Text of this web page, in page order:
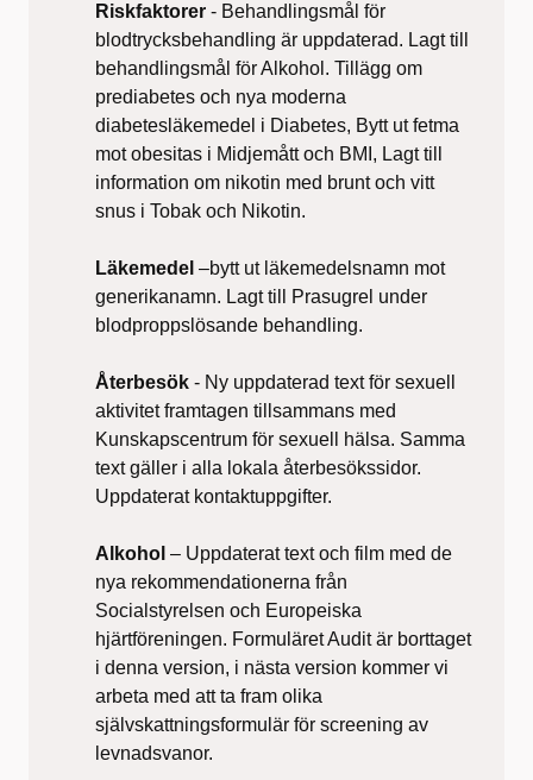
Riskfaktorer - Behandlingsmål för
blodtrycksbehandling är uppdaterad. Lagt till
behandlingsmål för Alkohol. Tillägg om
prediabetes och nya moderna
diabetesläkemedel i Diabetes, Bytt ut fetma
mot obesitas i Midjemått och BMI, Lagt till
information om nikotin med brunt och vitt
snus i Tobak och Nikotin.
Läkemedel –bytt ut läkemedelsnamn mot
generikanamn. Lagt till Prasugrel under
blodproppslösande behandling.
Återbesök - Ny uppdaterad text för sexuell
aktivitet framtagen tillsammans med
Kunskapscentrum för sexuell hälsa. Samma
text gäller i alla lokala återbesökssidor.
Uppdaterat kontaktuppgifter.
Alkohol – Uppdaterat text och film med de
nya rekommendationerna från
Socialstyrelsen och Europeiska
hjärtföreningen. Formuläret Audit är borttaget
i denna version, i nästa version kommer vi
arbeta med att ta fram olika
självskattningsformulär för screening av
levnadsvanor.